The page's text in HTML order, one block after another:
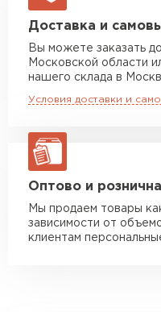
Машина до 20 тн до
Манипулятор до 5 тн
макс. длина груза 6 м
макс. длина груза 8 м
Манипулятор до 20
макс. длина груза
Доставка и
Вы можете заказать
Московской области
нашего склада в
Условия доставки и
Оптово и
Мы продаем товары
зависимости от
клиентам